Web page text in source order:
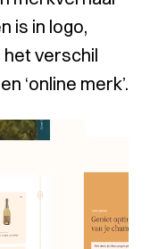
is in logo,
verschil
‘online merk’.